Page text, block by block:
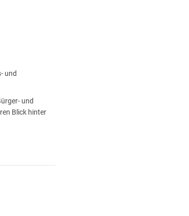
und
und
Blick hinter
Fluss Unstrut
Hainich.
gehört etwa